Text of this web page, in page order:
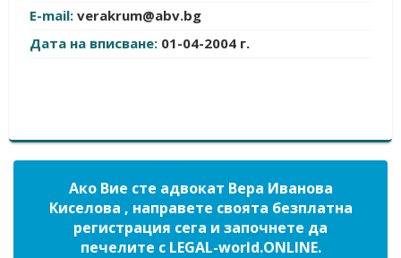
E-mail: verakrum@abv.bg
Дата на вписване: 01-04-2004 г.
Ако Вие сте адвокат Вера Иванова
Киселова , направете своята безплатна
регистрация сега и започнете да
печелите с LEGAL-world.ONLINE.